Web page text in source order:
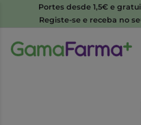
Portes desde 1,5€ e
Registe-se e receba no